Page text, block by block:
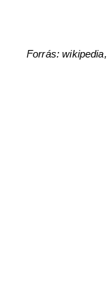
Forrás: wikipedia,